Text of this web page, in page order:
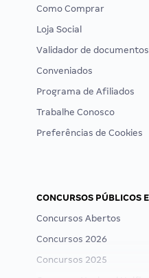
Como Comprar
Loja Social
Validador de documentos
Conveniados
Programa de Afiliados
Trabalhe Conosco
Preferências de Cookies
CONCURSOS PÚBLICOS
Concursos Abertos
Concursos 2026
Concursos 2025